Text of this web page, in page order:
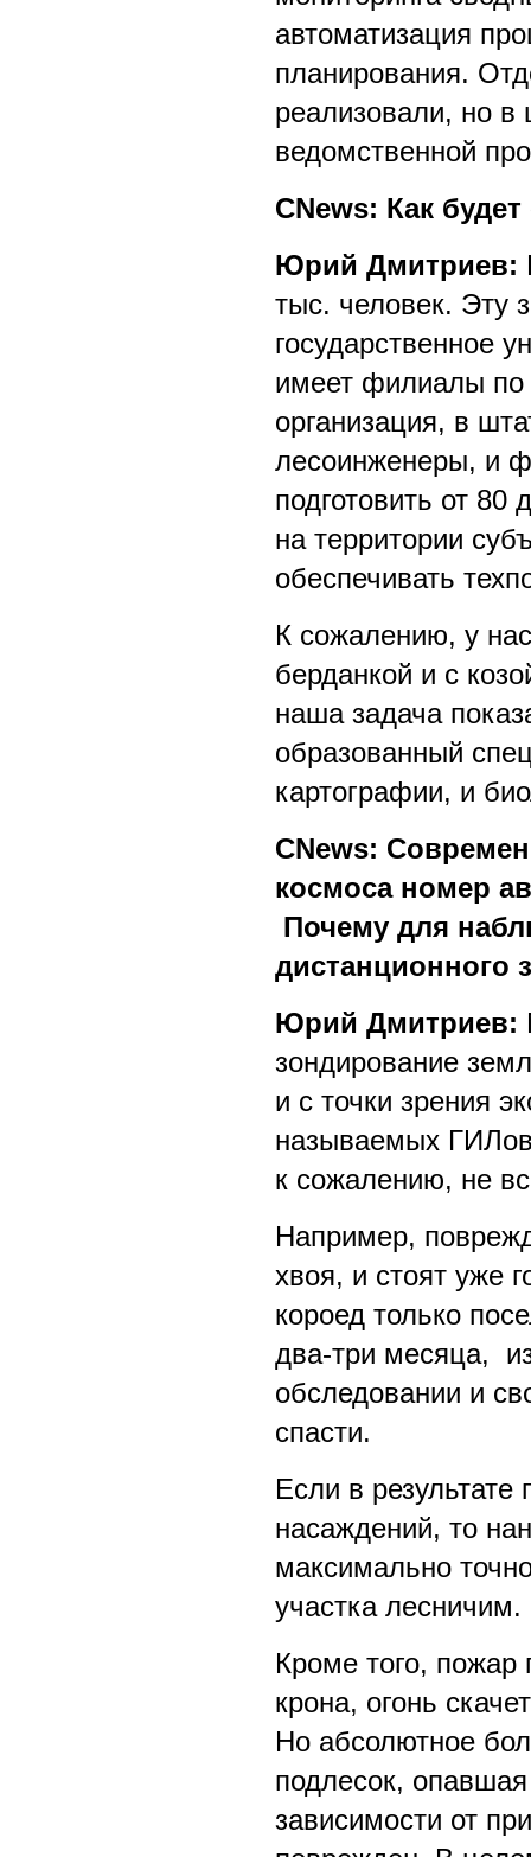
автоматизация
планирования.
реализовали, но в
ведомственной
CNews: Как
Юрий Дмитриев:
тыс. человек. Эту
государственное
имеет филиалы по
организация, в
лесоинженеры, и
подготовить от 80
на территории
обеспечивать
К сожалению, у
берданкой и с
наша задача
образованный
картографии, и
CNews:
космоса номер
Почему для
дистанционного
Юрий Дмитриев:
зондирование
и с точки зрения
называемых ГИЛов
к сожалению, не
Например,
хвоя, и стоят уже
короед только
два-три месяца,
обследовании и
спасти.
Если в результате
насаждений, то
максимально
участка лесничим.
Кроме того, пожар
крона, огонь
Но абсолютное
подлесок,
зависимости от